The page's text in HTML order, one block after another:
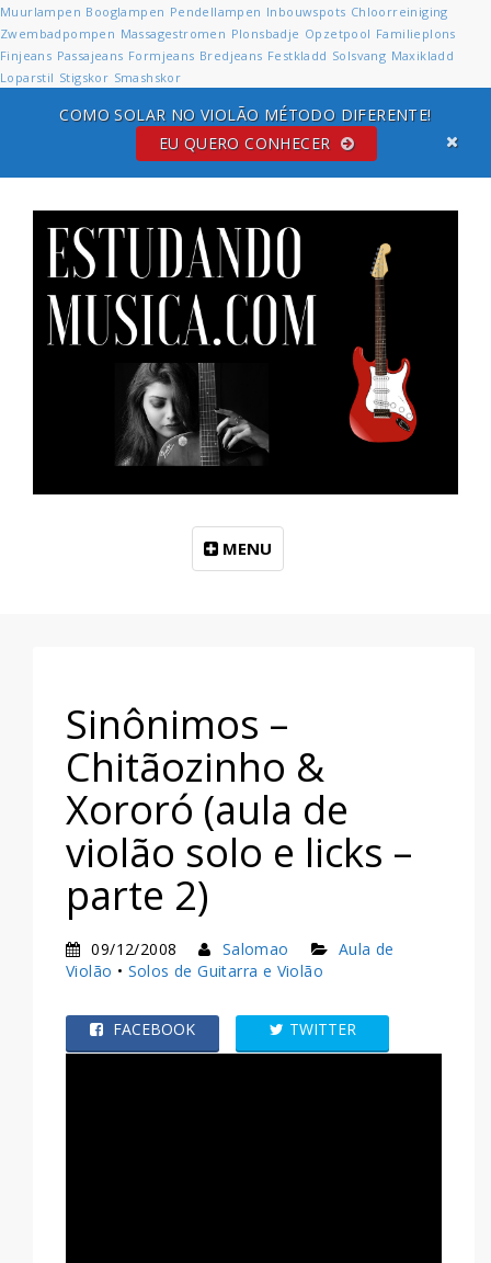
Muurlampen Booglampen Pendellampen Inbouwspots Chloorreiniging
Zwembadpompen Massagestromen Plonsbadje Opzetpool Familieplons
Finjeans Passajeans Formjeans Bredjeans Festkladd Solsvang Maxikladd
Loparstil Stigskor Smashskor
EU QUERO CONHECER
MENU
Sinônimos –
Chitãozinho &
Xororó (aula de
violão solo e licks –
parte 2)
09/12/2008 Salomao
Aula de
Violão • Solos de Guitarra e Violão
FACEBOOK TWITTER